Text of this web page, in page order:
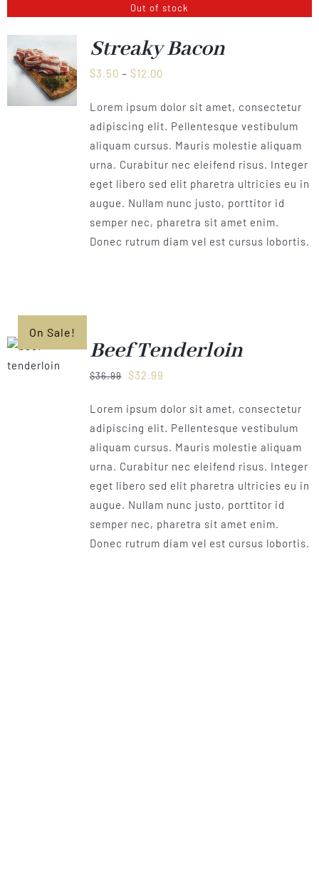
Out of stock
Streaky Bacon
$3.50 – $12.00Preisspanne:
bis
$12.00
Lorem ipsum dolor sit amet, consectetur
adipiscing elit. Pellentesque vestibulum
aliquam cursus. Mauris molestie aliquam
urna. Curabitur nec eleifend risus. Integer
eget libero sed elit pharetra ultricies eu in
augue. Nullam nunc justo, porttitor id
semper nec, pharetra sit amet enim.
Donec rutrum diam vel est cursus lobortis.
On Sale!
Beef Tenderloin
$36.99
Ursprünglicher
war:
$36.99
$32.99
ist:
$32.99.
Lorem ipsum dolor sit amet, consectetur
adipiscing elit. Pellentesque vestibulum
aliquam cursus. Mauris molestie aliquam
urna. Curabitur nec eleifend risus. Integer
eget libero sed elit pharetra ultricies eu in
augue. Nullam nunc justo, porttitor id
semper nec, pharetra sit amet enim.
Donec rutrum diam vel est cursus lobortis.